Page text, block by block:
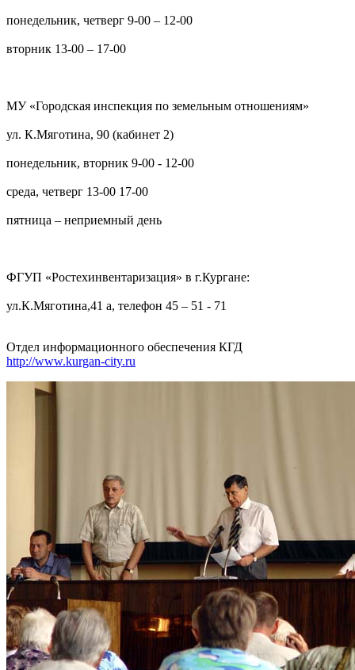
понедельник, четверг 9-00 – 12-00
вторник 13-00 – 17-00
МУ «Городская инспекция по земельным отношениям»
ул. К.Мяготина, 90 (кабинет 2)
понедельник, вторник 9-00 - 12-00
среда, четверг 13-00 17-00
пятница – неприемный день
ФГУП «Ростехинвентаризация» в г.Кургане:
ул.К.Мяготина,41 а, телефон 45 – 51 - 71
Отдел информационного обеспечения КГД
http://www.kurgan-city.ru